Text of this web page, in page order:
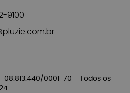
08.813.440/0001-70 - Todos os
9100